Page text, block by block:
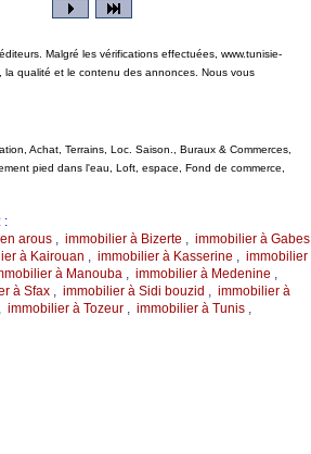
Malgré les vérifications effectuées, www.tunisie-
qualité et le contenu des annonces. Nous vous
Achat, Terrains, Loc. Saison., Buraux & Commerces,
pied dans l'eau, Loft, espace, Fond de commerce,
:
arous, immobilier à Bizerte , immobilier à Gabes
à Kairouan , immobilier à Kasserine , immobilier
à Manouba, immobilier à Medenine ,
à Sfax, immobilier à Sidi bouzid , immobilier à
, immobilier à Tozeur, immobilier à Tunis,